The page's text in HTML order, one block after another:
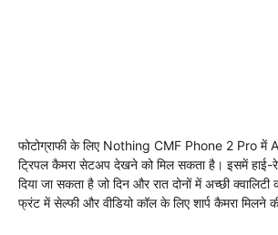
फोटोग्राफी के लिए Nothing CMF Phone 2 Pro में
ट्रिपल कैमरा सेटअप देखने को मिल सकता है। इसमें हाई-
दिया जा सकता है जो दिन और रात दोनों में अच्छी क्वालिटी
फ्रंट में सेल्फी और वीडियो कॉल के लिए शार्प कैमरा मिलने